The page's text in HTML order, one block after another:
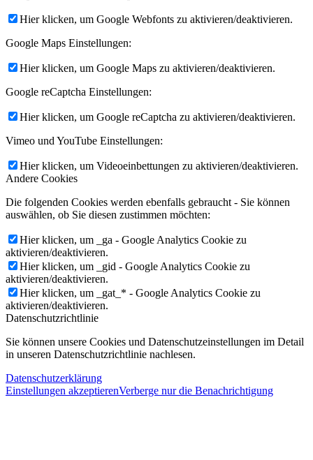
Hier klicken, um Google Webfonts zu aktivieren/deaktivieren.
Google Maps Einstellungen:
Hier klicken, um Google Maps zu aktivieren/deaktivieren.
Google reCaptcha Einstellungen:
Hier klicken, um Google reCaptcha zu aktivieren/deaktivieren.
Vimeo und YouTube Einstellungen:
Hier klicken, um Videoeinbettungen zu aktivieren/deaktivieren.
Andere Cookies
Die folgenden Cookies werden ebenfalls gebraucht - Sie können
auswählen, ob Sie diesen zustimmen möchten:
Hier klicken, um _ga - Google Analytics Cookie zu
aktivieren/deaktivieren.
Hier klicken, um _gid - Google Analytics Cookie zu
aktivieren/deaktivieren.
Hier klicken, um _gat_* - Google Analytics Cookie zu
aktivieren/deaktivieren.
Datenschutzrichtlinie
Sie können unsere Cookies und Datenschutzeinstellungen im Detail
in unseren Datenschutzrichtlinie nachlesen.
Datenschutzerklärung
Einstellungen akzeptierenVerberge nur die Benachrichtigung